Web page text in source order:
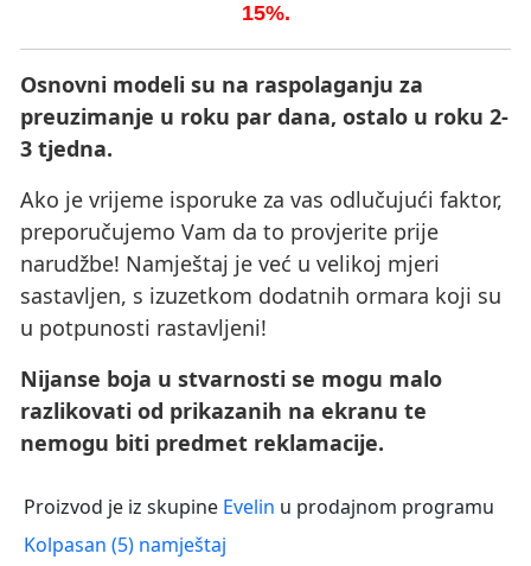
15%.
Osnovni modeli su na raspolaganju za
preuzimanje u roku par dana, ostalo u roku 2-
3 tjedna.
Ako je vrijeme isporuke za vas odlučujući faktor,
preporučujemo Vam da to provjerite prije
narudžbe! Namještaj je već u velikoj mjeri
sastavljen, s izuzetkom dodatnih ormara koji su
u potpunosti rastavljeni!
Nijanse boja u stvarnosti se mogu malo
razlikovati od prikazanih na ekranu te
nemogu biti predmet reklamacije.
Proizvod je iz skupine Evelin u prodajnom programu
Kolpasan (5) namještaj